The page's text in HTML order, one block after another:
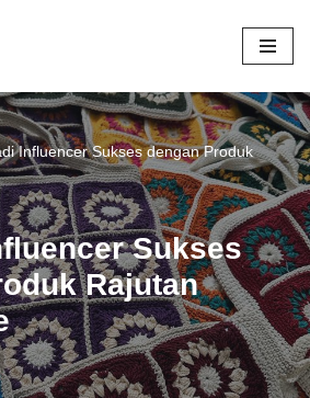
Influencer Sukses dengan Produk
Sukses
Rajutan